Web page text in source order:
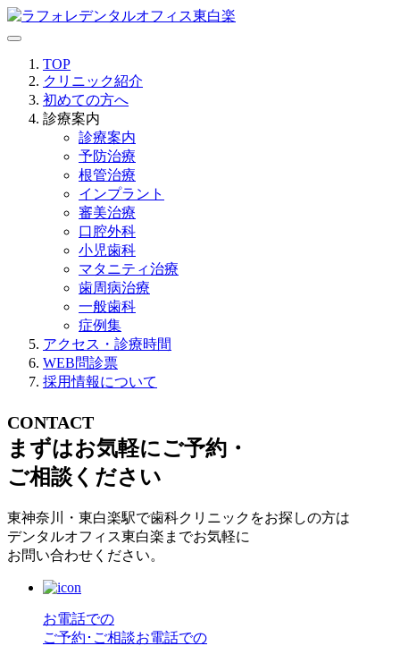
TOP
クリニック紹介
初めての方へ
診療案内
診療案内
予防治療
根管治療
インプラント
審美治療
口腔外科
小児歯科
マタニティ治療
歯周病治療
一般歯科
症例集
アクセス・診療時間
WEB問診票
採用情報について
CONTACT
まずはお気軽にご予約・
ご相談ください
東神奈川・東白楽駅で歯科クリニックをお探しの方は
デンタルオフィス東白楽までお気軽に
お問い合わせください。
お電話での
ご予約･ご相談お電話での